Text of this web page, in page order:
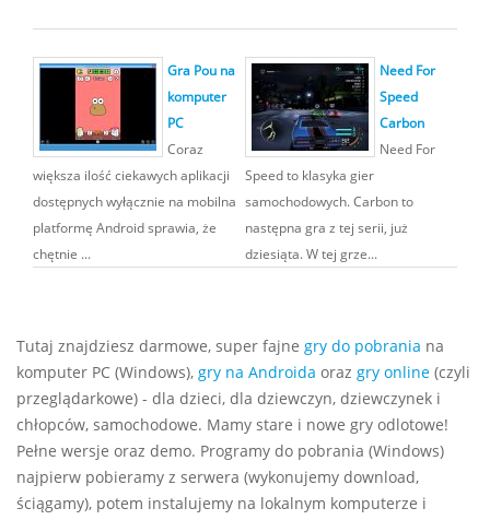
Gra Pou na
komputer
PC
Coraz
większa ilość ciekawych aplikacji
dostępnych wyłącznie na mobilna
platformę Android sprawia, że
chętnie ...
Need For
Speed
Carbon
Need For
Speed to klasyka gier
samochodowych. Carbon to
następna gra z tej serii, już
dziesiąta. W tej grze...
Tutaj znajdziesz darmowe, super fajne gry do pobrania na
komputer PC (Windows), gry na Androida oraz gry online (czyli
przeglądarkowe) - dla dzieci, dla dziewczyn, dziewczynek i
chłopców, samochodowe. Mamy stare i nowe gry odlotowe!
Pełne wersje oraz demo. Programy do pobrania (Windows)
najpierw pobieramy z serwera (wykonujemy download,
ściągamy), potem instalujemy na lokalnym komputerze i